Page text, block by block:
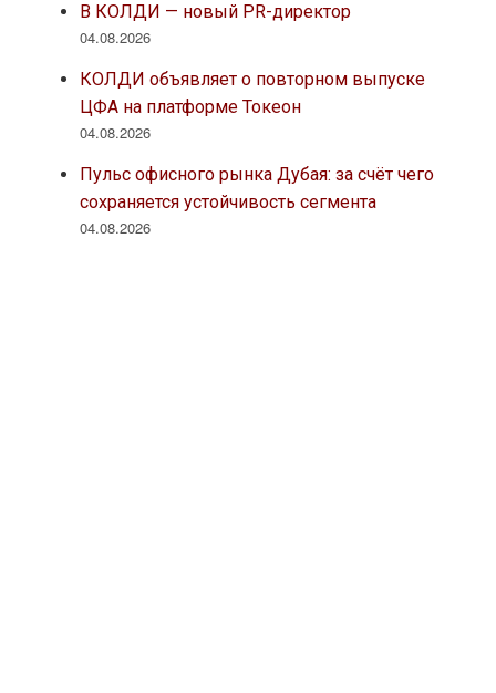
В КОЛДИ — новый PR-директор
04.08.2026
КОЛДИ объявляет о повторном выпуске
ЦФА на платформе Токеон
04.08.2026
Пульс офисного рынка Дубая: за счёт чего
сохраняется устойчивость сегмента
04.08.2026